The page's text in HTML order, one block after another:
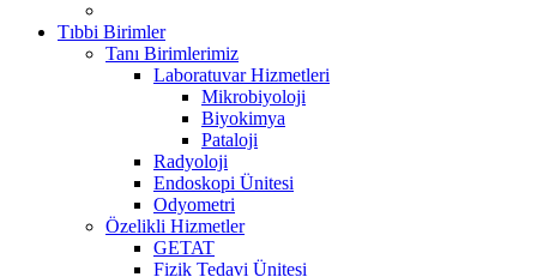
Tıbbi Birimler
Tanı Birimlerimiz
Laboratuvar Hizmetleri
Mikrobiyoloji
Biyokimya
Pataloji
Radyoloji
Endoskopi Ünitesi
Odyometri
Özelikli Hizmetler
GETAT
Fizik Tedavi Ünitesi